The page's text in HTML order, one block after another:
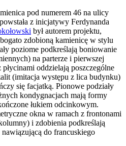
pod numerem 46 na ulicy
z inicjatywy Ferdynanda
był autorem projektu,
zdobioną kamienicę w stylu
poziome podkreślają boniowanie
na parterze i pierwszej
oddzielają poszczególne
(imitacja występu z lica budynku)
się facjatką. Pionowe podziały
kondygnacjach mają formy
łukiem odcinkowym.
okna w ramach z frontonami
i zdobienia podkreślają
do francuskiego